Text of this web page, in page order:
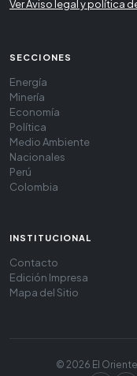
Ver Aviso legal y política
SECCIONES
Energía
Minería
Economía
Política
Medio Ambiente
Nacionales
Perú
Colombia
INSTITUCIONAL
Contacto
Edición Impresa
Mapa del Sitio
© 2026 El